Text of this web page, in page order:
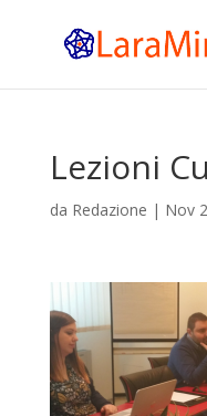
Lezioni
da Redazione | Nov